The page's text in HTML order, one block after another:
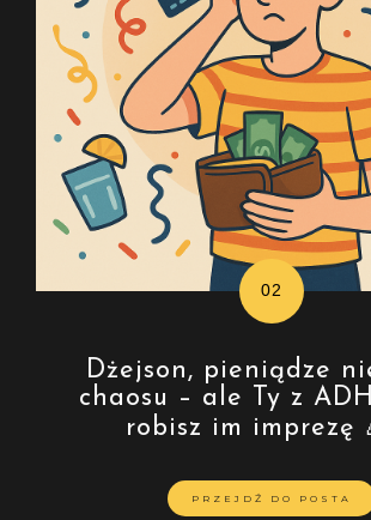
Dżejson, pieniądze
chaosu – ale Ty z
robisz im imprezę
PRZEJDŹ DO POSTA